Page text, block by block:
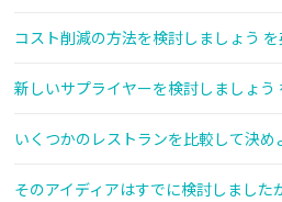
コスト削減の方法を検討しましょう
新しいサプライヤーを検討しましょう
いくつかのレストランを比較して決め
そのアイディアはすでに検討しました